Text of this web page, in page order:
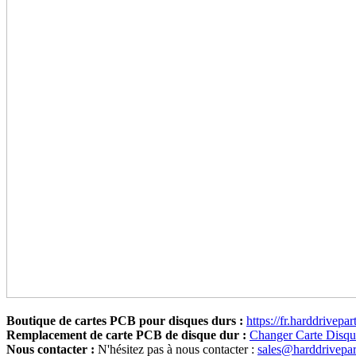
Boutique de cartes PCB pour disques durs : https://
Remplacement de carte PCB de disque dur : Changer Carte
Nous contacter : N'hésitez pas à nous contacter :